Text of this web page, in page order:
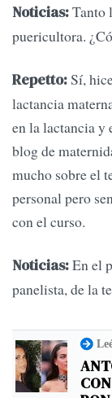
Noticias:Tanto
puericultora.
Repetto:Sí,
lactancia
en la lactancia y
blog de
mucho sobre el
personal pero
con el curso.
Noticias:En el
panelista, de la